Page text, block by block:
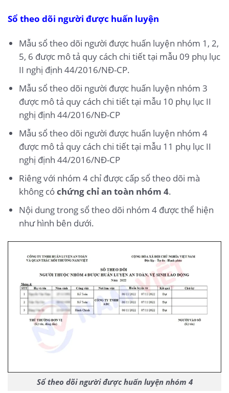
Sổ theo dõi người được huấn luyện
Mẫu sổ theo dõi người được huấn luyện nhóm 1, 2,
5, 6 được mô tả quy cách chi tiết tại mẫu 09 phụ lục
II nghị định 44/2016/NĐ-CP.
Mẫu sổ theo dõi người được huấn luyện nhóm 3
được mô tả quy cách chi tiết tại mẫu 10 phụ lục II
nghị định 44/2016/NĐ-CP
Mẫu sổ theo dõi người được huấn luyện nhóm 4
được mô tả quy cách chi tiết tại mẫu 11 phụ lục II
nghị định 44/2016/NĐ-CP
Riêng với nhóm 4 chỉ được cấp sổ theo dõi mà
không cóchứng chỉ an toàn nhóm 4.
Nội dung trong sổ theo dõi nhóm 4 được thể hiện
như hình bên dưới.
Sổ theo dõi người được huấn luyện nhóm 4